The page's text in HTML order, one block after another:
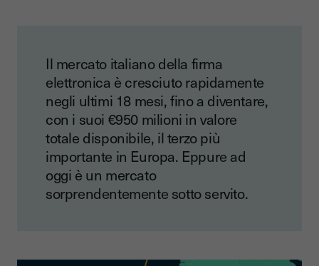
Il mercato italiano della firma
elettronica è cresciuto rapidamente
negli ultimi 18 mesi, fino a diventare,
con i suoi €950 milioni in valore
totale disponibile, il terzo più
importante in Europa. Eppure ad
oggi è un mercato
sorprendentemente sotto servito.